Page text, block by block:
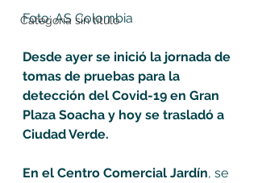
Categoría sin título
Foto: AS Colombia
Desde ayer se inició la jornada de
tomas de pruebas para la
detección del Covid-19 en Gran
Plaza Soacha y hoy se trasladó a
Ciudad Verde.
En el Centro Comercial Jardín, se